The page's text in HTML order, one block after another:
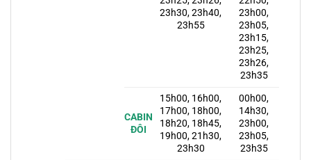
23h30, 23h40,
23h55
23h00,
23h05,
23h15,
23h25,
23h26,
23h35
CABIN
ĐÔI
15h00, 16h00,
17h00, 18h00,
18h20, 18h45,
19h00, 21h30,
23h30
00h00,
14h30,
23h00,
23h05,
23h35